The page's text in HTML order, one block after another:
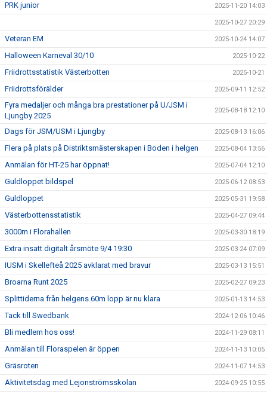
PRK junior 2025-11-20 14:03
2025-10-27 20:29
Veteran EM 2025-10-24 14:07
Halloween Karneval 30/10 2025-10-22
Friidrottsstatistik Västerbotten 2025-10-21
Friidrottsförälder 2025-09-11 12:52
Fyra medaljer och många bra prestationer på U/JSM i
Ljungby 2025
2025-08-18 12:10
Dags för JSM/USM i Ljungby 2025-08-13 16:06
Flera på plats på Distriktsmästerskapen i Boden i helgen 2025-08-04 13:56
Anmälan för HT-25 har öppnat! 2025-07-04 12:10
Guldloppet bildspel 2025-06-12 08:53
Guldloppet 2025-05-31 19:58
Västerbottensstatistik 2025-04-27 09:44
3000m i Florahallen 2025-03-30 18:19
Extra insatt digitalt årsmöte 9/4 19:30 2025-03-24 07:09
IUSM i Skellefteå 2025 avklarat med bravur 2025-03-13 15:51
Broarna Runt 2025 2025-02-27 09:23
Splittiderna från helgens 60m lopp är nu klara 2025-01-13 14:53
Tack till Swedbank 2024-12-06 10:46
Bli medlem hos oss! 2024-11-29 08:11
Anmälan till Floraspelen är öppen 2024-11-13 10:05
Gräsroten 2024-11-07 14:53
Aktivitetsdag med Lejonströmsskolan 2024-09-25 10:55